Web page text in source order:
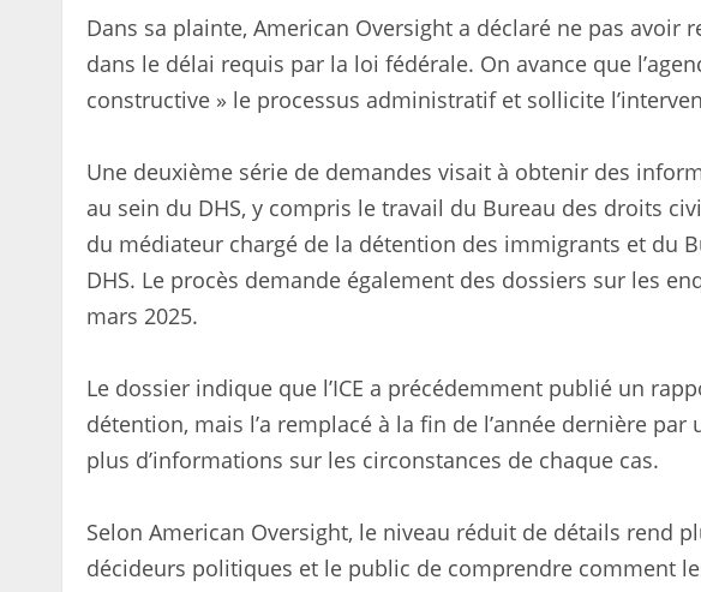
Dans sa plainte, American Oversight a déclaré ne pas avoir
dans le délai requis par la loi fédérale. On avance que
constructive » le processus administratif et sollicite
Une deuxième série de demandes visait à obtenir des
au sein du DHS, y compris le travail du Bureau des droits
du médiateur chargé de la détention des immigrants et du
DHS. Le procès demande également des dossiers sur les
mars 2025.
Le dossier indique que l’ICE a précédemment publié un
détention, mais l’a remplacé à la fin de l’année dernière
plus d’informations sur les circonstances de chaque cas.
Selon American Oversight, le niveau réduit de détails rend
décideurs politiques et le public de comprendre comment